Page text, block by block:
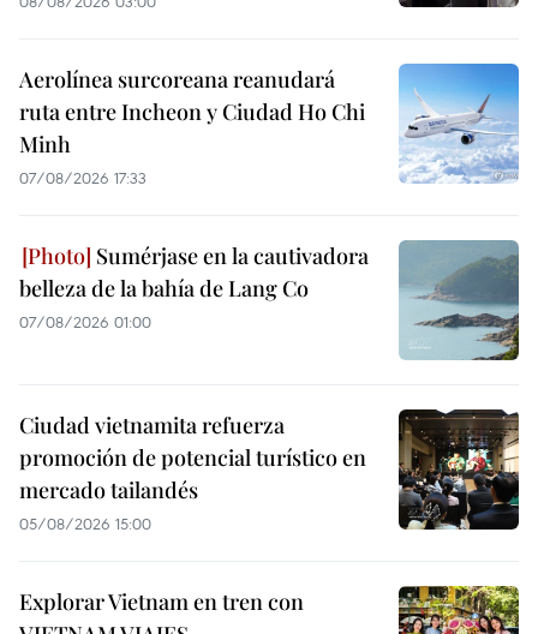
Aerolínea surcoreana reanudará
ruta entre Incheon y Ciudad Ho Chi
Minh
07/08/2026 17:33
Sumérjase en la cautivadora
belleza de la bahía de Lang Co
07/08/2026 01:00
Ciudad vietnamita refuerza
promoción de potencial turístico en
mercado tailandés
05/08/2026 15:00
Explorar Vietnam en tren con